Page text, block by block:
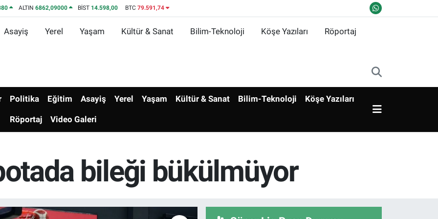
ALTIN 6862,09000 BİST 14.598,00 BTC 79.591,74
Asayiş Yerel Yaşam Kültür & Sanat Bilim-Teknoloji Köşe Yazıları Röportaj
Politika Eğitim Asayiş Yerel Yaşam Kültür & Sanat Bilim-Teknoloji Köşe Yazıları
Röportaj Video Galeri
bileği bükülmüyor